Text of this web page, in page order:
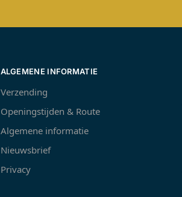
ALGEMENE INFORMATIE
Verzending
Openingstijden & Route
Algemene informatie
Nieuwsbrief
Privacy